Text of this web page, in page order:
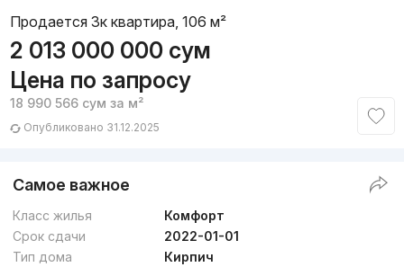
Продается 3к квартира, 106 м²
2 013 000 000 сум
Цена по запросу
18 990 566 сум за м²
Опубликовано 31.12.2025
Самое важное
Класс жилья
Комфорт
Срок сдачи
2022-01-01
Тип дома
Кирпич